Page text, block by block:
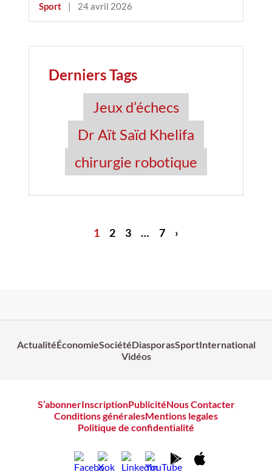
Sport | 24 avril 2026
Derniers Tags
Jeux d’échecs
Dr Aït Saïd Khelifa
chirurgie robotique
1 2 3 … 7 ›
ActualitéÉconomieSociétéDiasporasSportInternational
Vidéos
S’abonnerInscriptionPublicitéNous Contacter
Conditions généralesMentions legales
Politique de confidentialité